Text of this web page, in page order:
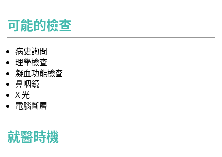
可能的檢查
病史詢問
理學檢查
凝血功能檢查
鼻咽鏡
X 光
電腦斷層
就醫時機